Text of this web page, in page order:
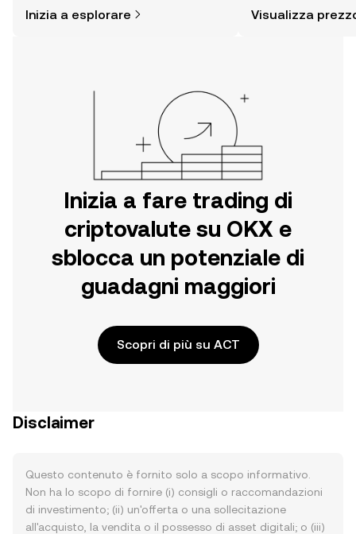
pensare. Inizia il tuo viaggio sull'app
Inizia a esplorare
notizie e altro
Visualizza
Inizia a fare trading di
criptovalute su OKX e
sblocca un potenziale di
guadagni maggiori
Scopri di più su ACT
Disclaimer
Questo contenuto è fornito solo a scopo informativo.
Non ha lo scopo di fornire (i) consigli o raccomandazioni
di investimento; (ii) un'offerta o una sollecitazione
all'acquisto, la vendita o il possesso di asset digitali; o (iii)